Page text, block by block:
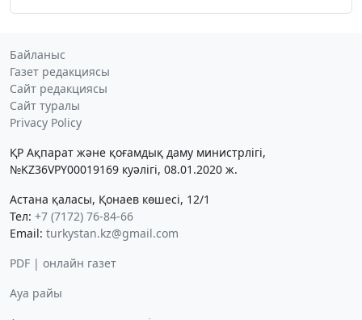
Байланыс
Газет редакциясы
Сайт редакциясы
Сайт туралы
Privacy Policy
ҚР Ақпарат және қоғамдық даму министрлігі,
№KZ36VPY00019169 куәлігі, 08.01.2020 ж.
Астана қаласы, Қонаев көшесі, 12/1
Тел: +7 (7172) 76-84-66
Email: turkystan.kz@gmail.com
PDF | онлайн газет
Ауа райы